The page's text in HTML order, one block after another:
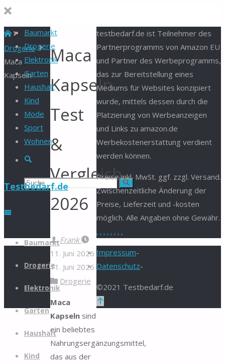
Baumarkt
Drogerie
Elektronik
Garten
Haushalt
Kind
Mode
Sport
Wohnen
Suche
Suchen Suche
Testbedarf.de
Zum
springen
Baumarkt
Drogerie
Elektronik
Garten
Haushalt
Kind
Start
Drogerie
Maca
Kapseln
Maca
Kapseln
Test
&
Vergleich
2026
Frank
11. Juni 2026
11. Juni 2026
Drogerie
Maca
Kapseln sind
ein beliebtes
Nahrungsergänzungsmittel,
das aus der
testbedarf.de ist Teilnehmer des
Partnerprogramms von Amazon EU
und Partner des Werbeprogramms,
das zur Bereitstellung eines
Mediums für Websites konzipiert
wurde, mittels dessen durch die
Platzierung von Werbeanzeigen
und Links zu amazon.de
Werbekostenerstattung verdient
werden können.
Preise inkl. MwSt. ggf. zzgl. Versand.
Zwischenzeitliche Änderung der
Preise, Lieferzeit und -kosten
möglich. Alle Angaben ohne Gewähr.
. . . . . . . .
Impressum-
Datenschutz-
©2021 Testbedarf.de
Zurück